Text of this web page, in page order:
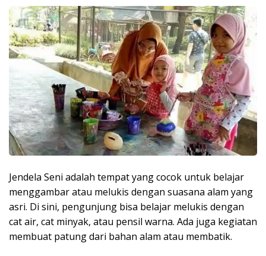
Jendela Seni adalah tempat yang cocok untuk belajar
menggambar atau melukis dengan suasana alam yang
asri. Di sini, pengunjung bisa belajar melukis dengan
cat air, cat minyak, atau pensil warna. Ada juga kegiatan
membuat patung dari bahan alam atau membatik.